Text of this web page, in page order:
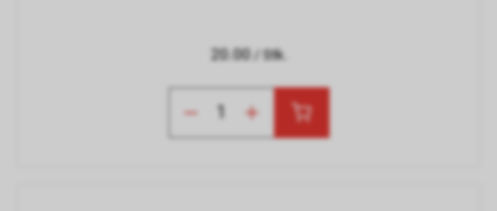
20.00/ Stk.